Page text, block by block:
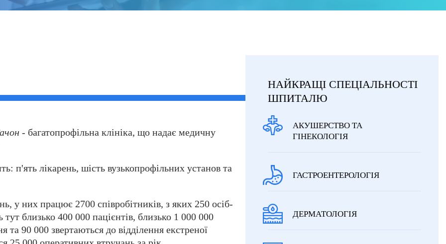
- багатопрофільна клініка, що надає медичну
п'ять лікарень, шість вузькопрофільних установ та
у них працює 2700 співробітників, з яких 250 осіб-
близько 400 000 пацієнтів, близько 1 000 000
та 90 000 звертаються до відділення екстреної
НАЙКРАЩІ СПЕЦІАЛЬНОСТІ
ШПИТАЛЮ
АКУШЕРСТВО ТА
ГІНЕКОЛОГІЯ
ГАСТРОЕНТЕРОЛОГІЯ
ДЕРМАТОЛОГІЯ